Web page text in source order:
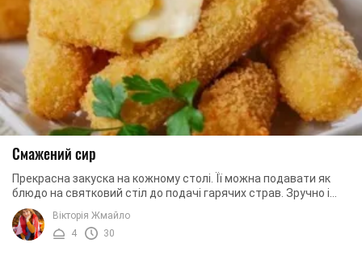
Смажений сир
Прекрасна закуска на кожному столі. Її можна подавати як
блюдо на святковий стіл до подачі гарячих страв. Зручно і
практично використовувати таке ...
Вікторія Жмайло
4
30